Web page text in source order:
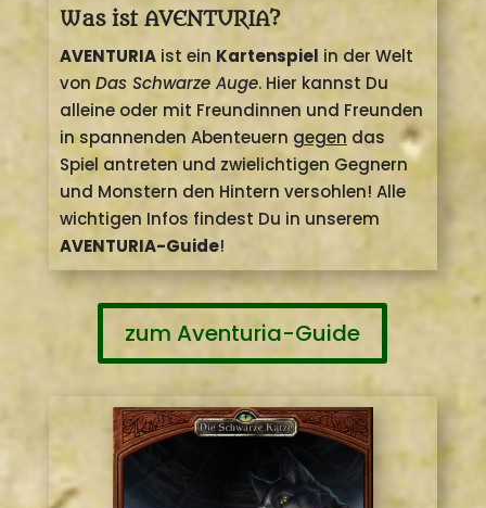
Was ist AVENTURIA?
AVENTURIAist einKartenspielin der Welt
vonDas Schwarze Auge. Hier kannst Du
alleine oder mit Freundinnen und Freunden
in spannenden Abenteuerngegendas
Spiel antreten und zwielichtigen Gegnern
und Monstern den Hintern versohlen! Alle
wichtigen Infos findest Du in unserem
AVENTURIA-Guide
!
zum Aventuria-Guide